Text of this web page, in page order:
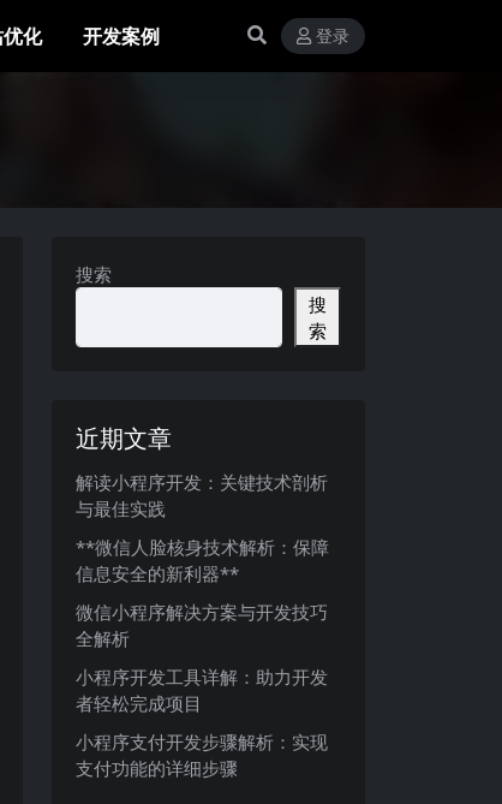
化 开发案例 登录
搜索
搜
索
近期文章
解读小程序开发：关键技术剖析
与最佳实践
**微信人脸核身技术解析：保障
信息安全的新利器**
微信小程序解决方案与开发技巧
全解析
小程序开发工具详解：助力开发
者轻松完成项目
小程序支付开发步骤解析：实现
支付功能的详细步骤